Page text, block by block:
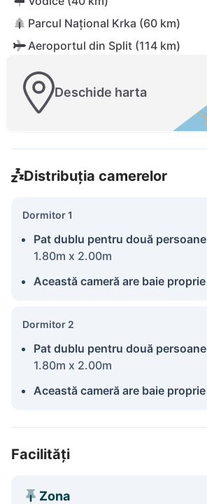
Parcul Național Krka (60 km)
Aeroportul din Split (114 km)
Deschide harta
Distribuția camerelor
Dormitor 1
Pat dublu pentru două persoane
1.80m x 2.00m
Această cameră are baie proprie
Dormitor 2
Pat dublu pentru două persoane
1.80m x 2.00m
Această cameră are baie proprie
Facilități
Zona